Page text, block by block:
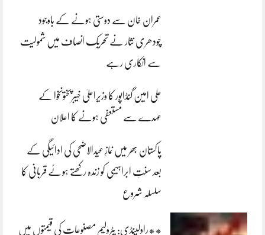
عمران خان سے دوستی ہونے کے باوجود
چودھری نثار نے تحریک انصاف میں شمولیت
سے انکاری رہے
علی امین گنڈاپور کا وزیراعلیٰ خیبرپختونخوا کے
عہدے سے مستعفی ہونے کا اعلان
پاکستان بھر میں نمازِ عیدالاضحی کی ادائیگی کے
بعد سنتِ ابراہیمی کو زندہ رکھتے ہوئے قربانی کا
سلسلہ شروع
**راولپنڈی: پٹرولیم مصنوعات کی قیمتوں میں